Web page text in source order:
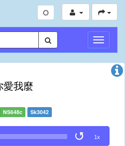
切
換
導
愛我麼
NS648c Sk3042
1x